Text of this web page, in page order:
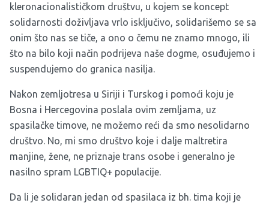
kleronacionalističkom društvu, u kojem se koncept
solidarnosti doživljava vrlo isključivo, solidarišemo se sa
onim što nas se tiče, a ono o čemu ne znamo mnogo, ili
što na bilo koji način podrijeva naše dogme, osuđujemo i
suspendujemo do granica nasilja.
Nakon zemljotresa u Siriji i Turskog i pomoći koju je
Bosna i Hercegovina poslala ovim zemljama, uz
spasilačke timove, ne možemo reći da smo nesolidarno
društvo. No, mi smo društvo koje i dalje maltretira
manjine, žene, ne priznaje trans osobe i generalno je
nasilno spram LGBTIQ+ populacije.
Da li je solidaran jedan od spasilaca iz bh. tima koji je